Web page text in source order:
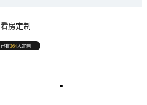
看房定制
已有264人定制